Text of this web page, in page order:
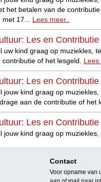
het betalen van de
met 17... Lees meer..
Les en Contributie
uw kind graag op muziekles,
contributie of het lesgeld. Lees
Les en Contributie
jouw kind graag op
aan de contributie of het
Les en Contributie
jouw kind graag op
Les en Contributie
jouw kind graag op
Contact
Voor opname van